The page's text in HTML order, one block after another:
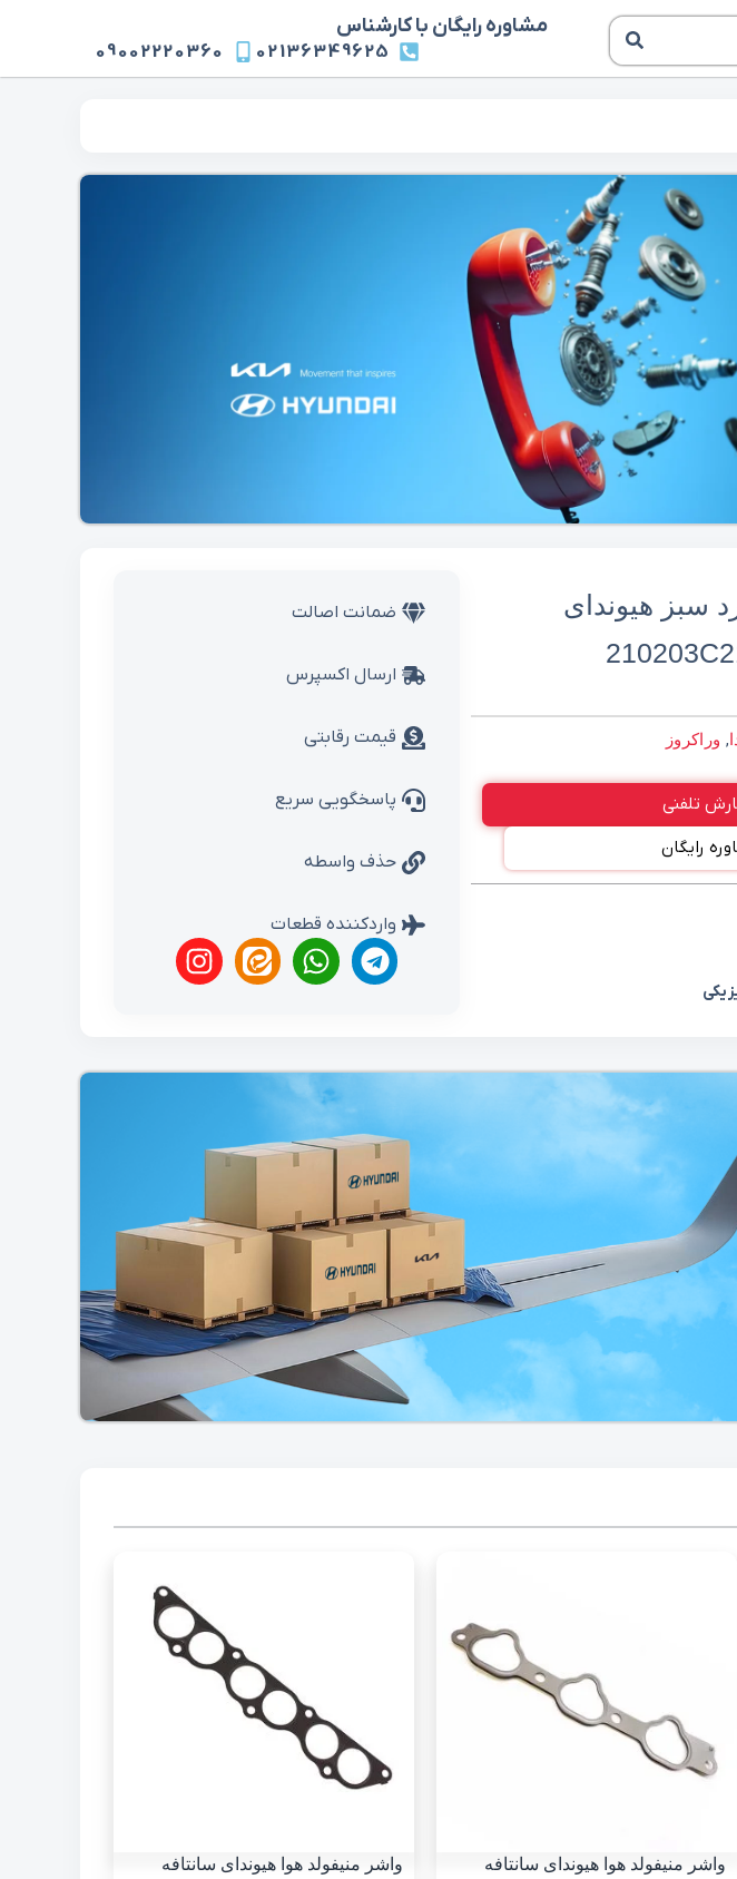
مشاوره رایگان با کارشناس
02136349625
09002220360
سبز هیوندای
, وراکروز
تلفنی
رایگان
ضمانت اصالت
ارسال اکسپرس
قیمت رقابتی
پاسخگویی سریع
حذف واسطه
واردکننده قطعات
واشر منیفولد هوا هیوندای سانتافه
واشر منیفولد هوا هیوندای سانتافه